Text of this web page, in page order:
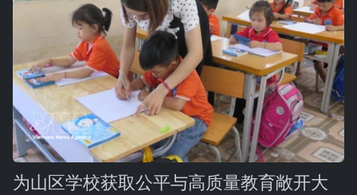
为山区学校获取公平与高质量教育敞开大